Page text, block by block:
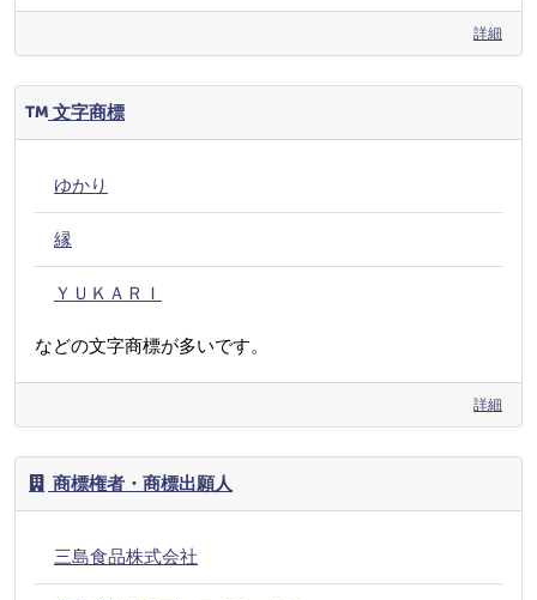
詳細
文字商標
ゆかり
縁
ＹＵＫＡＲＩ
などの文字商標が多いです。
詳細
商標権者・商標出願人
三島食品株式会社